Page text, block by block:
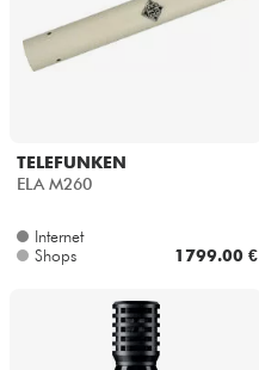
TELEFUNKEN
ELA M260
Internet
Shops
1799.00 €